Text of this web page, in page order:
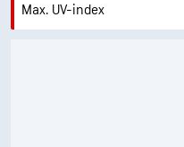
Max. UV-index